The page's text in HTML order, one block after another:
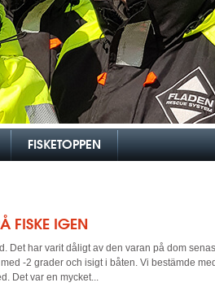
FISKETOPPEN
FISKE IGEN
Det har varit dåligt av den varan på dom
-2 grader och isigt i båten. Vi bestämde
Det var en mycket...